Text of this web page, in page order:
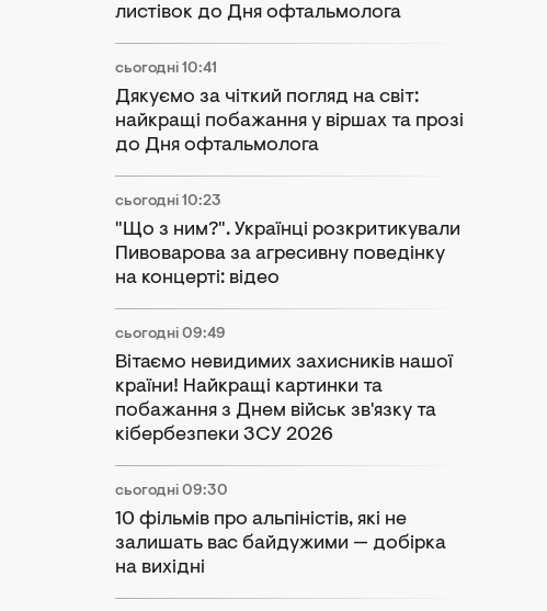
листівок до Дня офтальмолога
сьогодні 10:41
Дякуємо за чіткий погляд на світ:
найкращі побажання у віршах та прозі
до Дня офтальмолога
сьогодні 10:23
"Що з ним?". Українці розкритикували
Пивоварова за агресивну поведінку
на концерті: відео
сьогодні 09:49
Вітаємо невидимих захисників нашої
країни! Найкращі картинки та
побажання з Днем військ зв'язку та
кібербезпеки ЗСУ 2026
сьогодні 09:30
10 фільмів про альпіністів, які не
залишать вас байдужими — добірка
на вихідні